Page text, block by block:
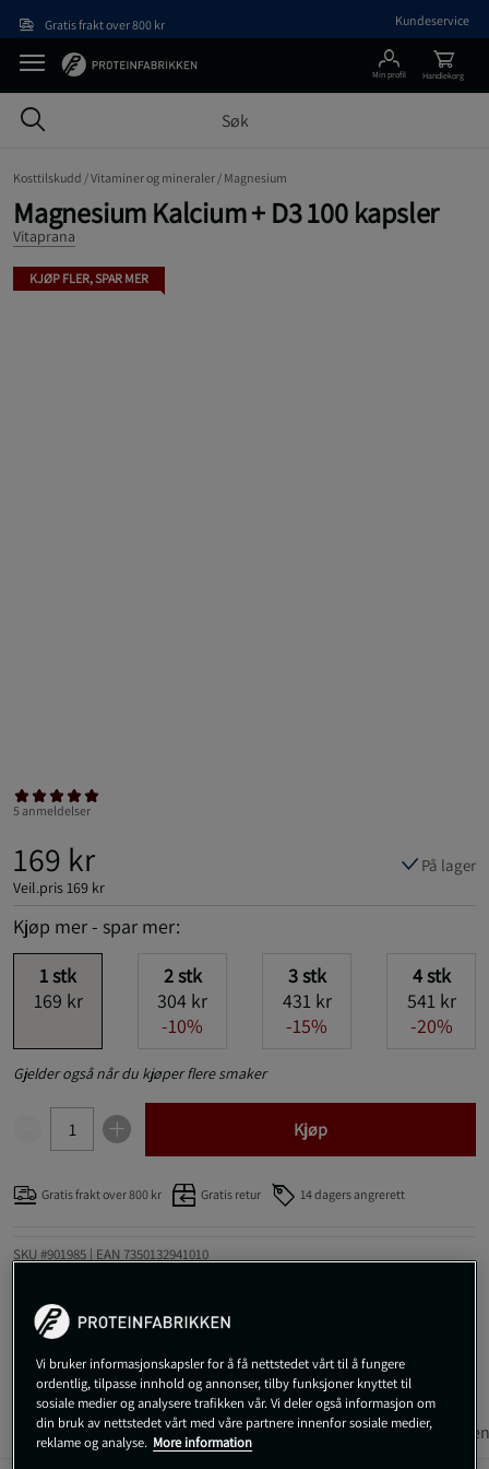
Gratis frakt over 800 kr Kundeservice
Min profil Handlekorg
Kosttilskudd /Vitaminer og mineraler / Magnesium
Magnesium Kalcium + D3 100 kapsler
Vitaprana
KJØP FLER, SPAR MER
5 anmeldelser
169 kr
Veil.pris 169 kr
På lager
Kjøp mer - spar mer:
1stk
169 kr
2stk
304 kr
-10%
3stk
431 kr
-15%
4stk
541 kr
-20%
Gjelder også når du kjøper flere smaker
Kjøp
Gratis frakt over 800 kr Gratis retur 14 dagers angrerett
SKU #901985 | EAN 7350132941010
produkt som inneholder magnesium, kalsium og vitamin D3.
Informasjon Anmeldelser Næringsinformasjon &
Vi bruker informasjonskapsler for å få nettstedet vårt til å fungere
ordentlig, tilpasse innhold og annonser, tilby funksjoner knyttet til
sosiale medier og analysere trafikken vår. Vi deler også informasjon om
din bruk av nettstedet vårt med våre partnere innenfor sosiale medier,
reklame og analyse. More information